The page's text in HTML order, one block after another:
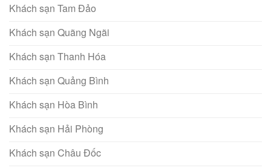
Khách sạn Tam Đảo
Khách sạn Quãng Ngãi
Khách sạn Thanh Hóa
Khách sạn Quảng Bình
Khách sạn Hòa Bình
Khách sạn Hải Phòng
Khách sạn Châu Đốc